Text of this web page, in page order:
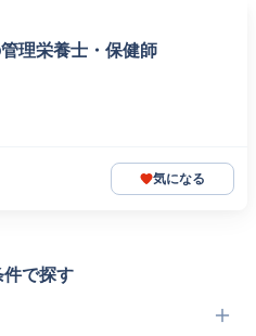
理栄養士・保健師
気になる
件で探す